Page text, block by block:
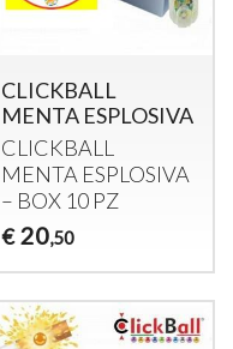
CLICKBALL
MENTA ESPLOSIVA
CLICKBALL
MENTA ESPLOSIVA
– BOX 10 PZ
€ 20,50